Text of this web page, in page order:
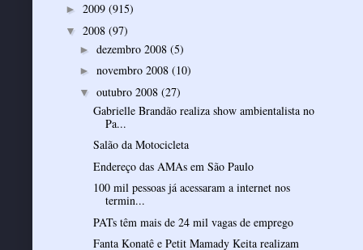
► 2009 (915)
▼ 2008 (97)
► dezembro 2008 (5)
► novembro 2008 (10)
▼ outubro 2008 (27)
Gabrielle Brandão realiza show ambientalista no
Pa...
Salão da Motocicleta
Endereço das AMAs em São Paulo
100 mil pessoas já acessaram a internet nos
termin...
PATs têm mais de 24 mil vagas de emprego
Fanta Konatê e Petit Mamady Keita realizam